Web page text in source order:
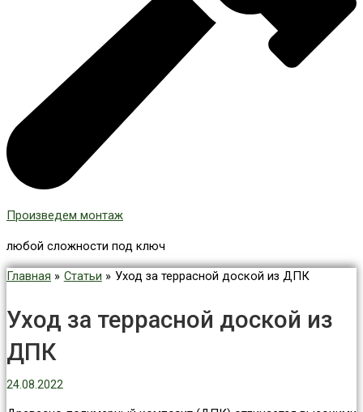
Произведем монтаж
любой сложности под ключ
Главная Статьи Уход за террасной доской из ДПК
Уход за террасной доской из
ДПК
24.08.2022